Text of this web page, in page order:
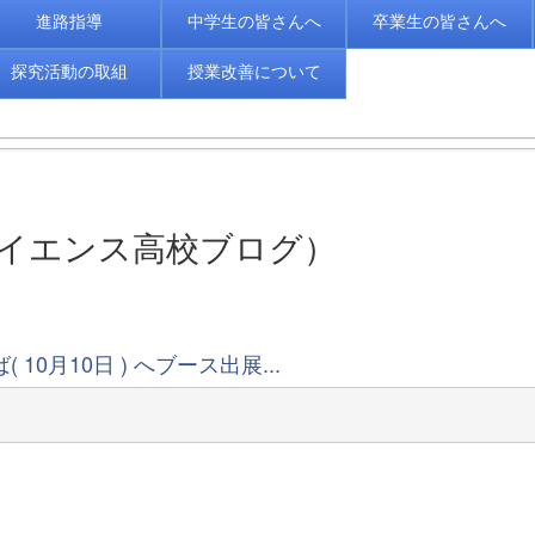
進路指導 中学生の皆さんへ 卒業生の皆さんへ
探究活動の取組 授業改善について
エンス高校ブログ）
10月10日 ) へブース出展...